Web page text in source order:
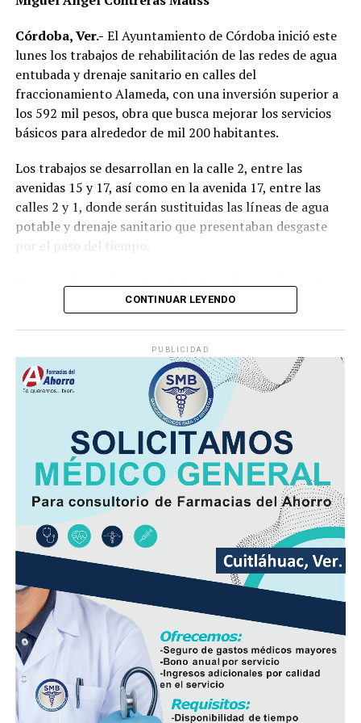
cultura de la reforestación en la comunidad.
Córdoba, Ver.- El Ayuntamiento de Córdoba inició este
lunes los trabajos de rehabilitación de las redes de agua
entubada y drenaje sanitario en calles del
fraccionamiento Alameda, con una inversión superior a
los 592 mil pesos, obra que busca mejorar los servicios
básicos para alrededor de mil 200 habitantes.
Los trabajos se desarrollan en la calle 2, entre las
avenidas 15 y 17, así como en la avenida 17, entre las
calles 2 y 1, donde serán sustituidas las líneas de agua
potable y drenaje sanitario que presentaban desgaste
por el paso del tiempo.
destinada asciende a592 mil 512 pesos con 10
(FAISMUN).
Durante el arranque de la obra, el alcaldeManuel
señaló que la renovación de estas redes
permitirá ofrecer un servicio más eficiente y reducir los
riesgos derivados de fugas o fallas en la infraestructura
hidráulica y sanitaria.
Además del beneficio inmediato para las familias de la
zona, la intervención busca prevenir hundimientos y
daños en la vialidad ocasionados por tuberías
deterioradas, lo que también disminuirá la necesidad de
reparaciones de emergencia en el futuro.
En el evento participaron integrantes del Cabildo,
personal de la Dirección de Obras Públicas,
Hidrosistema de Córdoba, áreas de Bienestar Social y
Participación Ciudadana, así como vecinos que integran
el Comité de Obra.
CONTINUAR LEYENDO
PUBLICIDAD